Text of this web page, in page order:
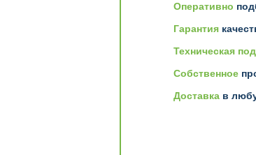
Оперативно
Гарантия
Техническая
Собственное
Доставка в